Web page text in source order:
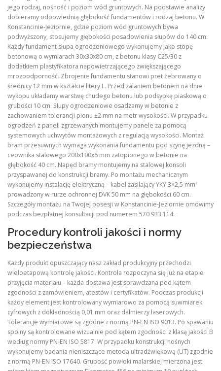
jego rodzaj, nośność i poziom wód gruntowych. Na podstawie analizy
dobieramy odpowiednią głębokość fundamentów i rodzaj betonu. W
Konstancinie-Jeziornie, gdzie poziom wód gruntowych bywa
podwyższony, stosujemy głębokości posadowienia słupów do 140 cm.
Każdy fundament słupa ogrodzeniowego wykonujemy jako stopę
betonową o wymiarach 30x30x80 cm, z betonu klasy C25/30 z
dodatkiem plastyfikatora napowietrzającego zwiększającego
mrozoodporność. Zbrojenie fundamentu stanowi pret żebrowany o
średnicy 12 mm w kształcie litery L. Przed zalaniem betonem na dnie
wykopu układamy warstwę chudego betonu lub podsypkę piaskową o
grubości 10 cm. Słupy ogrodzeniowe osadzamy w betonie z
zachowaniem tolerancji pionu ±2 mm na metr wysokości. W przypadku
ogrodzeń z paneli zgrzewanych montujemy panele za pomocą
systemowych uchwytów montażowych z regulacją wysokości. Montaż
bram przesuwnych wymaga wykonania fundamentu pod szynę jezdną –
ceownika stalowego 200x100x6 mm zatopionego w betonie na
głębokość 40 cm. Napęd bramy montujemy na stalowej konsoli
przyspawanej do konstrukcji bramy. Po montażu mechanicznym
wykonujemy instalację elektryczną – kabel zasilający YKY 3×2,5 mm²
prowadzony w rurze ochronnej DVK 50 mm na głębokości 60 cm.
Szczegóły montażu na Twojej posesji w Konstancinie-Jeziornie omówimy
podczas bezpłatnej konsultacji pod numerem 570 933 114.
Procedury kontroli jakości i normy
bezpieczeństwa
Każdy produkt opuszczający nasz zakład produkcyjny przechodzi
wieloetapową kontrolę jakości. Kontrola rozpoczyna się już na etapie
przyjęcia materiału – każda dostawa jest sprawdzana pod kątem
zgodności z zamówieniem, atestów i certyfikatów. Podczas produkcji
każdy element jest kontrolowany wymiarowo za pomocą suwmiarek
cyfrowych z dokładnością 0,01 mm oraz dalmierzy laserowych.
Tolerancje wymiarowe są zgodne z normą PN-EN ISO 9013. Po spawaniu
spoiny są kontrolowane wizualnie pod kątem zgodności z klasą jakości B
według normy PN-EN ISO 5817. W przypadku konstrukcji nośnych
wykonujemy badania nieniszczące metodą ultradźwiękową (UT) zgodnie
z normą PN-EN ISO 17640. Grubość powłoki malarskiej mierzona jest